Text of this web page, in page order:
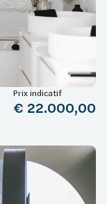
Prix indicatif
€ 22.000,00